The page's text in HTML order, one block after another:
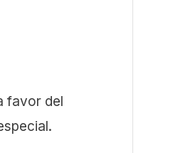
favor del